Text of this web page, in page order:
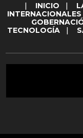
| INICIO |
INTERNACIONALES
TECNOLOGÍA |